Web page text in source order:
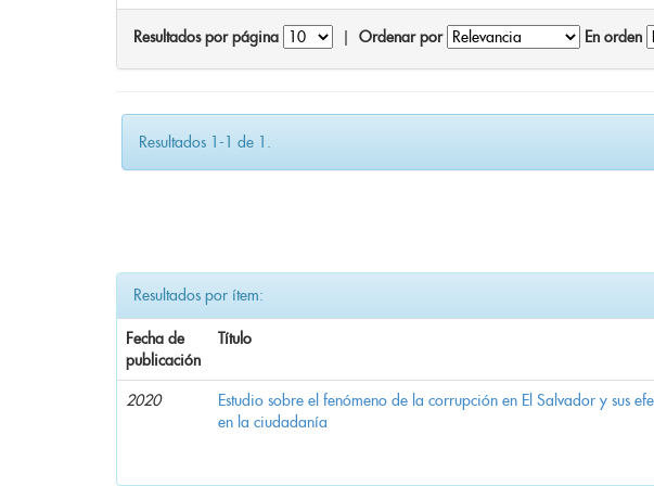
Resultados por página Ordenar por En orden
Resultados 1-1 de 1.
Resultados por ítem:
Fecha de
publicación
Título
2020
Estudio sobre el fenómeno de la corrupción en El Salvador y sus
en la ciudadanía